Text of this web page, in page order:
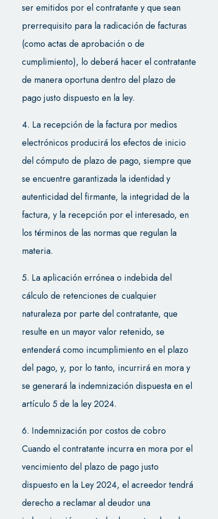
ser emitidos por el contratante y que sean
prerrequisito para la radicación de facturas
(como actas de aprobación o de
cumplimiento), lo deberá hacer el contratante
de manera oportuna dentro del plazo de
pago justo dispuesto en la ley.
4. La recepción de la factura por medios
electrónicos producirá los efectos de inicio
del cómputo de plazo de pago, siempre que
se encuentre garantizada la identidad y
autenticidad del firmante, la integridad de la
factura, y la recepción por el interesado, en
los términos de las normas que regulan la
materia.
5. La aplicación errónea o indebida del
cálculo de retenciones de cualquier
naturaleza por parte del contratante, que
resulte en un mayor valor retenido, se
entenderá como incumplimiento en el plazo
del pago, y, por lo tanto, incurrirá en mora y
se generará la indemnización dispuesta en el
artículo 5 de la ley 2024.
6. Indemnización por costos de cobro
Cuando el contratante incurra en mora por el
vencimiento del plazo de pago justo
dispuesto en la Ley 2024, el acreedor tendrá
derecho a reclamar al deudor una